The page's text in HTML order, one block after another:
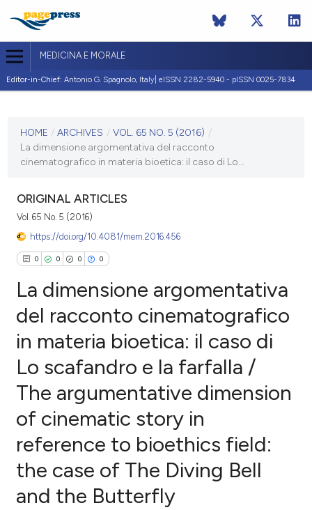
MEDICINA E MORALE
Editor-in-Chief: Antonio G. Spagnolo, Italy| eISSN 2282-5940 - pISSN 0025-7834
VOL. 65 NO. 5 (2016)
HOME / ARCHIVES / VOL. 65 NO. 5 (2016) /
La dimensione argomentativa del racconto
cinematografico in materia bioetica: il caso di Lo...
ORIGINAL ARTICLES
Vol. 65 No. 5 (2016)
https://doi.org/10.4081/mem.2016.456
0 0 0 0
Citing Publications
Supporting
Mentioning
Contrasting
how this article has been
at scite.ai
La dimensione argomentativa
del racconto cinematografico
in materia bioetica: il caso di
Lo scafandro e la farfalla /
The argumentative dimension
of cinematic story in
reference to bioethics field:
the case of The Diving Bell
and the Butterfly